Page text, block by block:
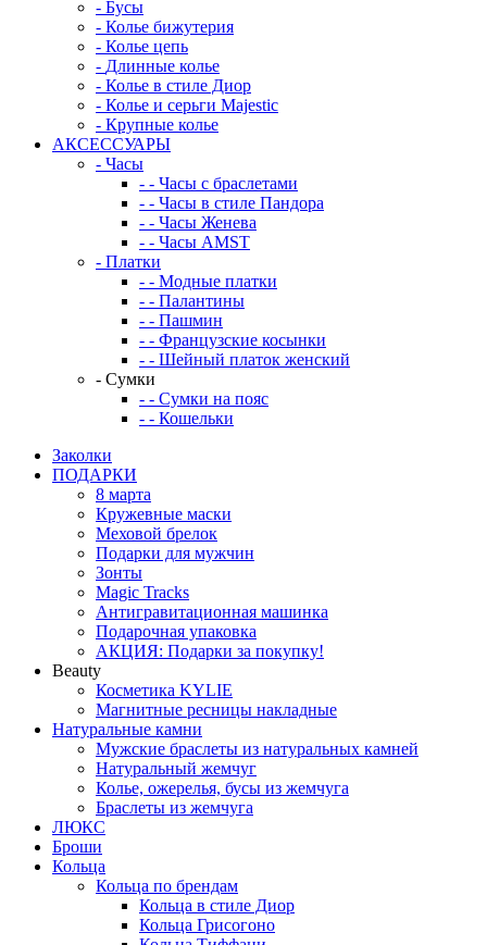
- Бусы
- Колье бижутерия
- Колье цепь
- Длинные колье
- Колье в стиле Диор
- Колье и серьги Majestic
- Крупные колье
АКСЕССУАРЫ
- Часы
- - Часы с браслетами
- - Часы в стиле Пандора
- - Часы Женева
- - Часы AMST
- Платки
- - Модные платки
- - Палантины
- - Пашмин
- - Французские косынки
- - Шейный платок женский
- Сумки
- - Сумки на пояс
- - Кошельки
Заколки
ПОДАРКИ
8 марта
Кружевные маски
Меховой брелок
Подарки для мужчин
Зонты
Magic Tracks
Антигравитационная машинка
Подарочная упаковка
АКЦИЯ: Подарки за покупку!
Beauty
Косметика KYLIE
Магнитные ресницы накладные
Натуральные камни
Мужские браслеты из натуральных камней
Натуральный жемчуг
Колье, ожерелья, бусы из жемчуга
Браслеты из жемчуга
ЛЮКС
Броши
Кольца
Кольца по брендам
Кольца в стиле Диор
Кольца Грисогоно